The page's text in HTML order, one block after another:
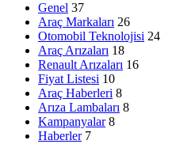
Genel 37
Araç Markaları 26
Otomobil Teknolojisi 24
Araç Arızaları 18
Renault Arızaları 16
Fiyat Listesi 10
Araç Haberleri 8
Arıza Lambaları 8
Kampanyalar 8
Haberler 7